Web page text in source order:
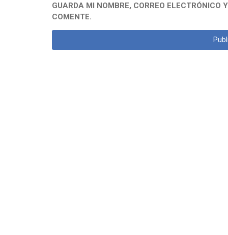
GUARDA MI NOMBRE, CORREO ELECTRÓNICO
COMENTE.